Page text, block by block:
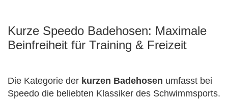
Kurze Speedo Badehosen: Maximale
Beinfreiheit für Training & Freizeit
Die Kategorie der kurzen Badehosen umfasst bei
Speedo die beliebten Klassiker des Schwimmsports.